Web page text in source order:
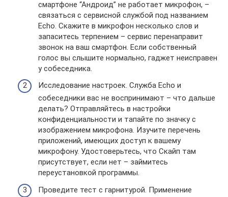
смартфоне “Андроид” не работает микрофон, –
связаться с сервисной службой под названием
Echo. Скажите в микрофон несколько слов и
запаситесь терпением – сервис перенаправит
звонок на ваш смартфон. Если собственный
голос вы слышите нормально, гаджет неисправен
у собеседника.
Исследование настроек. Служба Echo и
собеседники вас не воспринимают – что дальше
делать? Отправляйтесь в настройки
конфиденциальности и тапайте по значку с
изображением микрофона. Изучите перечень
приложений, имеющих доступ к вашему
микрофону. Удостоверьтесь, что Скайп там
присутствует, если нет – займитесь
переустановкой программы.
Проведите тест с гарнитурой. Применение